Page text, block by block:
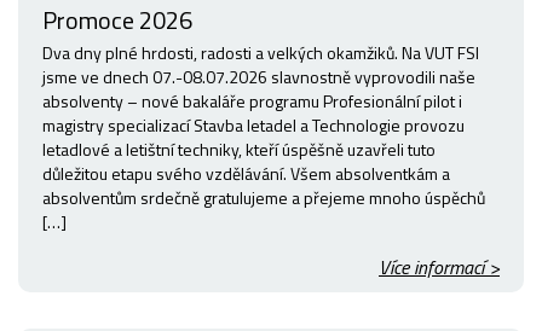
Promoce 2026
Dva dny plné hrdosti, radosti a velkých okamžiků. Na VUT FSI
jsme ve dnech 07.-08.07.2026 slavnostně vyprovodili naše
absolventy – nové bakaláře programu Profesionální pilot i
magistry specializací Stavba letadel a Technologie provozu
letadlové a letištní techniky, kteří úspěšně uzavřeli tuto
důležitou etapu svého vzdělávání. Všem absolventkám a
absolventům srdečně gratulujeme a přejeme mnoho úspěchů
[…]
Více informací >